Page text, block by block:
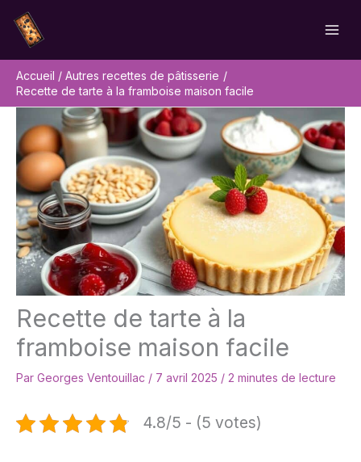
contenu
Accueil
Autres recettes de pâtisserie
Recette de tarte à la framboise maison facile
Recette de tarte à la
framboise maison facile
Par Georges Ventouillac / 7 avril 2025 / 2 minutes de lecture
4.8/5 - (5 votes)
Rechercher